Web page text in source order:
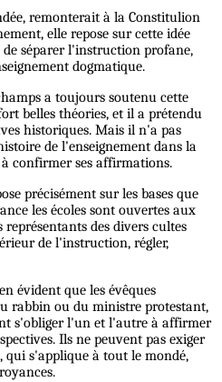
remonterait à la Constitulion
elle repose sur cette idée
séparer l'instruction profane,
dogmatique.
a toujours soutenu cette
belles théories, et il a prétendu
historiques. Mais il n'a pas
de l'enseignement dans la
confirmer ses affirmations.
précisément sur les bases que
les écoles sont ouvertes aux
représentants des divers cultes
de l'instruction, régler,
évident que les évêques
rabbin ou du ministre protestant,
s'obliger l'un et l'autre à affirmer
Ils ne peuvent pas exiger
qui s'applique à tout le mondé,